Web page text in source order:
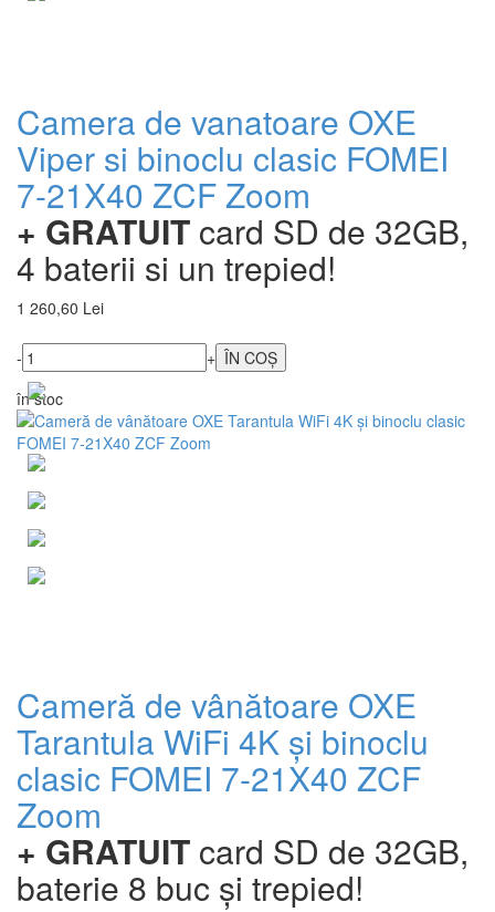
Camera de vanatoare OXE
Viper si binoclu clasic FOMEI
7-21X40 ZCF Zoom
+ GRATUIT card SD de 32GB,
4 baterii si un trepied!
1 260,60 Lei
-
+
în stoc
Cameră de vânătoare OXE
Tarantula WiFi 4K și binoclu
clasic FOMEI 7-21X40 ZCF
Zoom
+ GRATUIT card SD de 32GB,
baterie 8 buc și trepied!